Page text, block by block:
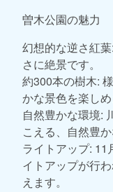
曽木公園の魅力
幻想的な逆さ紅
さに絶景です。
約300本の樹木:
かな景色を楽しめ
自然豊かな環境:
こえる、自然豊
ライトアップ: 11
イトアップが行
えます。